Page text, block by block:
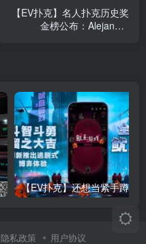
【EV扑克】名人扑克历史奖
金榜公布：Alejandro
隐私政策 用户协议